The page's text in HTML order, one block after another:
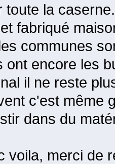
toute la
fabriqué
communes
ont encore les
il ne reste
c'est même
dans du
voila, merci de